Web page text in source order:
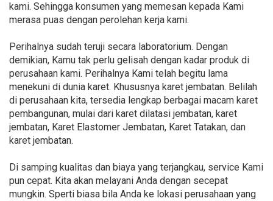
kami. Sehingga konsumen yang memesan kepada Kami
merasa puas dengan perolehan kerja kami.
Perihalnya sudah teruji secara laboratorium. Dengan
demikian, Kamu tak perlu gelisah dengan kadar produk di
perusahaan kami. Perihalnya Kami telah begitu lama
menekuni di dunia karet. Khususnya karet jembatan. Belilah
di perusahaan kita, tersedia lengkap berbagai macam karet
pembangunan, mulai dari karet dilatasi jembatan, karet
jembatan, Karet Elastomer Jembatan, Karet Tatakan, dan
karet jembatan.
Di samping kualitas dan biaya yang terjangkau, service Kami
pun cepat. Kita akan melayani Anda dengan secepat
mungkin. Sperti biasa bila Anda ke lokasi perusahaan yang